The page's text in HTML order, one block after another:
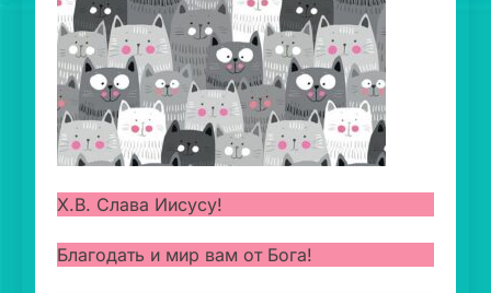
Х.В. Слава Иисусу!
Благодать и мир вам от Бога!